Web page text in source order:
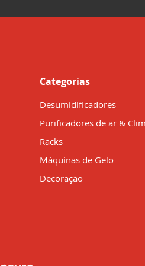
Categorias
Desumidificadores
Purificadores de ar &
Racks
Máquinas de Gelo
Decoração